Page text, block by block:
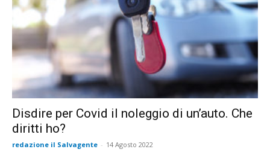
Disdire per Covid il noleggio di un’auto. Che
diritti ho?
redazione il Salvagente - 14 Agosto 2022